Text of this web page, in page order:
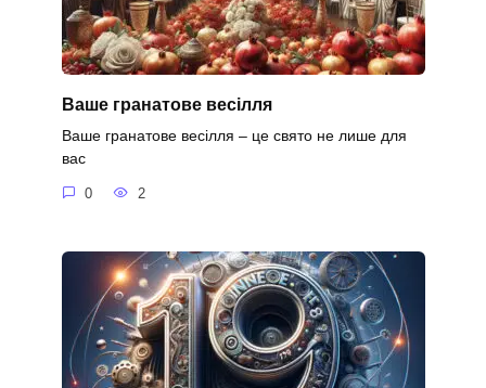
Ваше гранатове весілля
Ваше гранатове весілля – це свято не лише для
вас
0 2